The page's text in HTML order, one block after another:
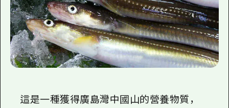
這是一種獲得廣島灣中國山的營養物質，